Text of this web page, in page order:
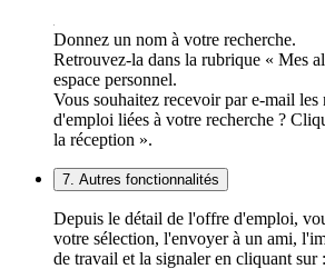
Donnez un nom à votre recherche.
Retrouvez-la dans la rubrique « Mes
espace personnel.
Vous souhaitez recevoir par e-mail
d'emploi liées à votre recherche ?
la réception ».
7. Autres fonctionnalités
Depuis le détail de l'offre d'emploi,
votre sélection, l'envoyer à un ami,
de travail et la signaler en cliquant sur :